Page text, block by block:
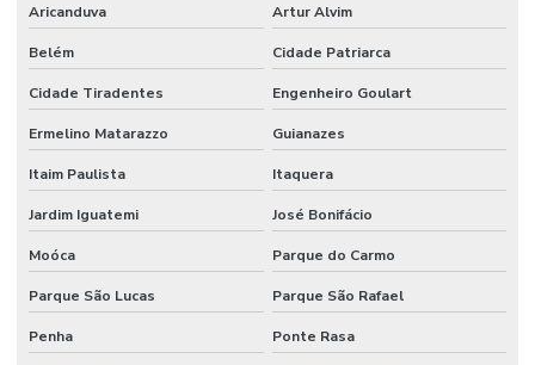
Homogeneizador tipo stomacher
Hplc equipamento
Incubadora laboratório
Incubadora Shaker
Kit para análise de água
Kit de vidrarias para laboratório
Lâmina de vidro
Aricanduva Artur Alvim
Belém Cidade Patriarca
Cidade Tiradentes Engenheiro Goulart
Ermelino Matarazzo Guianazes
Itaim Paulista Itaquera
Jardim Iguatemi José Bonifácio
Moóca Parque do Carmo
Parque São Lucas Parque São Rafael
Penha Ponte Rasa